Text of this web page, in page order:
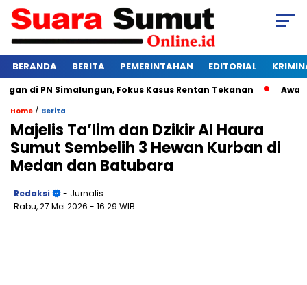
BERANDA BERITA PEMERINTAHAN EDITORIAL
PN Simalungun, Fokus Kasus Rentan Tekanan Awas
Home / Berita
Majelis Ta’lim dan Dzikir Al Haura
Sumut Sembelih 3 Hewan Kurban di
Medan dan Batubara
Redaksi
- Jurnalis
Rabu, 27 Mei 2026 - 16:29 WIB